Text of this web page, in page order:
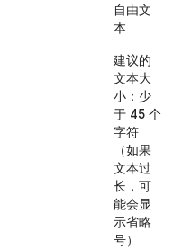
自由文
本
建议的
文本大
小：少
于 45 个
字符
（如果
文本过
长，可
能会显
示省略
号）